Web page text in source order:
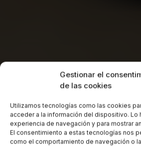
Gestionar el
de las cookies
Utilizamos tecnologías como las cookies
acceder a la información del dispositivo. Lo
experiencia de navegación y para mostrar
El consentimiento a estas tecnologías nos
como el comportamiento de navegación o